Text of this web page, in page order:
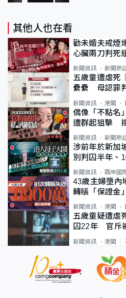
其他人也在看
勸未婚夫戒煙
心臟兩刀判
新聞資訊 新聞熱
五歲童遭虐死
纍纍 母認罪
類案最惡劣
新聞資訊 港聞
偶像「不點名
遭群起狙擊
新聞資訊 新聞熱
涉前年於新加
別判囚半年、
新聞資訊 兩岸國
43歲主婦墮
轉賬「保證金
新聞資訊 港聞
五歲童疑遭虐
囚22年 官斥
新聞資訊 港聞